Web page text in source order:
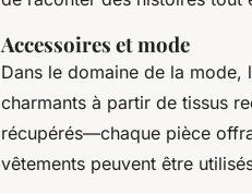
Accessoires et mode
Dans le domaine de la
charmants à partir de tissus
récupérés—chaque pièce
vêtements peuvent être